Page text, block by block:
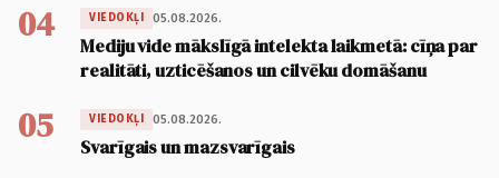
04 VIEDOKĻI 05.08.2026.
Mediju vide mākslīgā intelekta laikmetā: cīņa par
realitāti, uzticēšanos un cilvēku domāšanu
05 VIEDOKĻI 05.08.2026.
Svarīgais un mazsvarīgais